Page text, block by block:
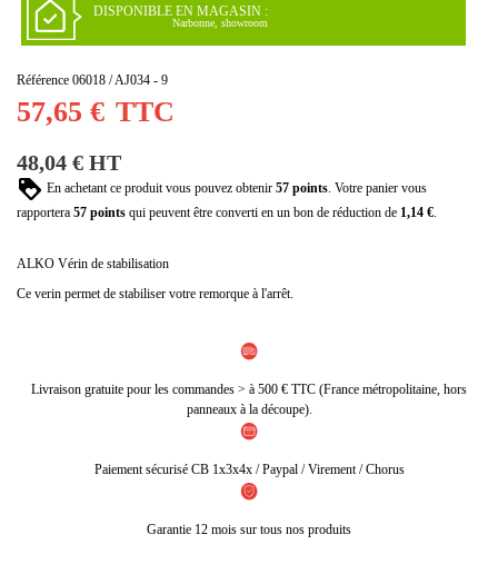
DISPONIBLE EN MAGASIN :
Narbonne, showroom
Référence 06018 / AJ034 - 9
57,65 € TTC
48,04 € HT
En achetant ce produit vous pouvez obtenir 57 points. Votre panier vous
rapportera 57 points qui peuvent être converti en un bon de réduction de 1,14 €.
ALKO Vérin de stabilisation
Ce verin permet de stabiliser votre remorque à l'arrêt.
Livraison gratuite pour les commandes > à 500 € TTC (France métropolitaine, hors
panneaux à la découpe).
Paiement sécurisé CB 1x3x4x / Paypal / Virement / Chorus
Garantie 12 mois sur tous nos produits